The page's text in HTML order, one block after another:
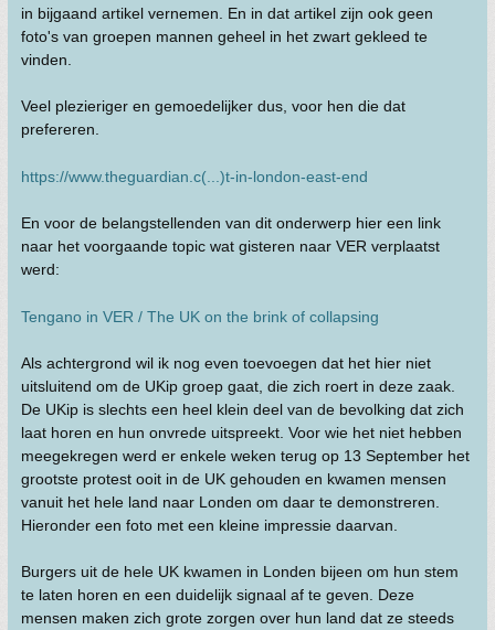
in bijgaand artikel vernemen. En in dat artikel zijn ook geen
foto's van groepen mannen geheel in het zwart gekleed te
vinden.
Veel plezieriger en gemoedelijker dus, voor hen die dat
prefereren.
https://www.theguardian.c(...)t-in-london-east-end
En voor de belangstellenden van dit onderwerp hier een link
naar het voorgaande topic wat gisteren naar VER verplaatst
werd:
Tengano in VER / The UK on the brink of collapsing
Als achtergrond wil ik nog even toevoegen dat het hier niet
uitsluitend om de UKip groep gaat, die zich roert in deze zaak.
De UKip is slechts een heel klein deel van de bevolking dat zich
laat horen en hun onvrede uitspreekt. Voor wie het niet hebben
meegekregen werd er enkele weken terug op 13 September het
grootste protest ooit in de UK gehouden en kwamen mensen
vanuit het hele land naar Londen om daar te demonstreren.
Hieronder een foto met een kleine impressie daarvan.
Burgers uit de hele UK kwamen in Londen bijeen om hun stem
te laten horen en een duidelijk signaal af te geven. Deze
mensen maken zich grote zorgen over hun land dat ze steeds